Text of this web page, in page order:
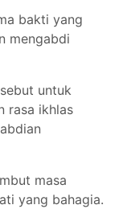
bakti yang
mengabdi
untuk
rasa ikhlas
masa
yang bahagia.